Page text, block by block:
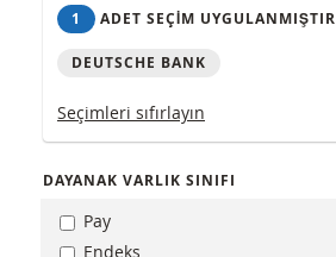
1 ADET SEÇIM UYGULANMIŞTIR
DEUTSCHE BANK
Seçimleri sıfırlayın
DAYANAK VARLIK SINIFI
Pay
Endeks